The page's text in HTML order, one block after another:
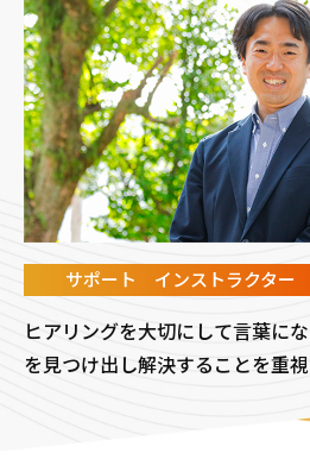
サポート インストラクター
ヒアリングを大切にして言葉に
を見つけ出し解決することを重